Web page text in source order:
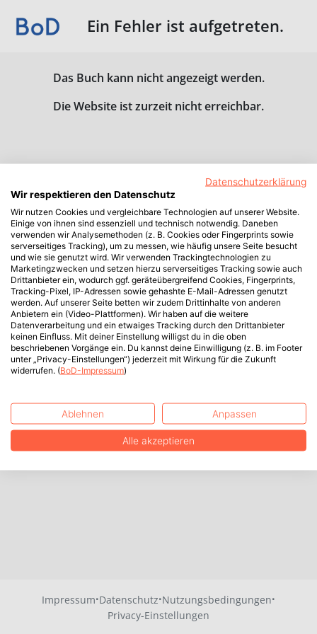
Ein Fehler ist aufgetreten.
Das Buch kann nicht angezeigt werden.
Die Website ist zurzeit nicht erreichbar.
Impressum·Datenschutz·Nutzungsbedingungen·
Privacy-Einstellungen
Datenschutzerklärung
Wir respektieren den Datenschutz
Wir nutzen Cookies und vergleichbare Technologien auf unserer Website.
Einige von ihnen sind essenziell und technisch notwendig. Daneben
verwenden wir Analysemethoden (z. B. Cookies oder Fingerprints sowie
serverseitiges Tracking), um zu messen, wie häufig unsere Seite besucht
und wie sie genutzt wird. Wir verwenden Trackingtechnologien zu
Marketingzwecken und setzen hierzu serverseitiges Tracking sowie auch
Drittanbieter ein, wodurch ggf. geräteübergreifend Cookies, Fingerprints,
Tracking-Pixel, IP-Adressen sowie gehashte E-Mail-Adressen genutzt
werden. Auf unserer Seite betten wir zudem Drittinhalte von anderen
Anbietern ein (Video-Plattformen). Wir haben auf die weitere
Datenverarbeitung und ein etwaiges Tracking durch den Drittanbieter
keinen Einfluss. Mit deiner Einstellung willigst du in die oben
beschriebenen Vorgänge ein. Du kannst deine Einwilligung (z. B. im Footer
unter „Privacy-Einstellungen“) jederzeit mit Wirkung für die Zukunft
widerrufen. (BoD-Impressum)
Ablehnen Anpassen
Alle akzeptieren